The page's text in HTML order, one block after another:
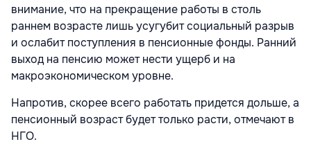
внимание, что на прекращение работы в столь
раннем возрасте лишь усугубит социальный разрыв
и ослабит поступления в пенсионные фонды. Ранний
выход на пенсию может нести ущерб и на
макроэкономическом уровне.
Напротив, скорее всего работать придется дольше, а
пенсионный возраст будет только расти, отмечают в
НГО.